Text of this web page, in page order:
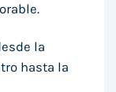
la
hasta la